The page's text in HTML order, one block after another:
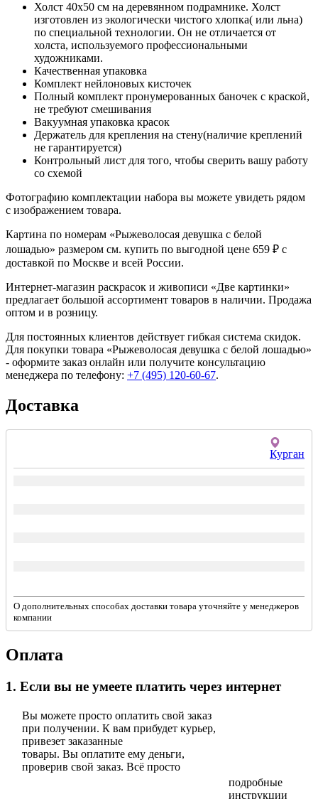
Холст 40x50 см на деревянном подрамнике. Холст
изготовлен из экологически чистого хлопка( или льна)
по специальной технологии. Он не отличается от
холста, используемого профессиональными
художниками.
Качественная упаковка
Комплект нейлоновых кисточек
Полный комплект пронумерованных баночек с краской,
не требуют смешивания
Вакуумная упаковка красок
Держатель для крепления на стену(наличие креплений
не гарантируется)
Контрольный лист для того, чтобы сверить вашу работу
со схемой
Фотографию комплектации набора вы можете увидеть рядом
с изображением товара.
Картина по номерам «Рыжеволосая девушка с белой
лошадью» размером см. купить по выгодной цене 659 ₽ с
доставкой по Москве и всей России.
Интернет-магазин раскрасок и живописи «Две картинки»
предлагает большой ассортимент товаров в наличии. Продажа
оптом и в розницу.
Для постоянных клиентов действует гибкая система скидок.
Для покупки товара «Рыжеволосая девушка с белой лошадью»
- оформите заказ онлайн или получите консультацию
менеджера по телефону: +7 (495) 120-60-67.
Доставка
Курган
О дополнительных способах доставки товара уточняйте у менеджеров
компании
Оплата
1. Если вы не умеете платить через интернет
Вы можете просто оплатить свой заказ
при получении. К вам прибудет курьер,
привезет заказанные
товары. Вы оплатите ему деньги,
проверив свой заказ. Всё просто
подробные
инструкции